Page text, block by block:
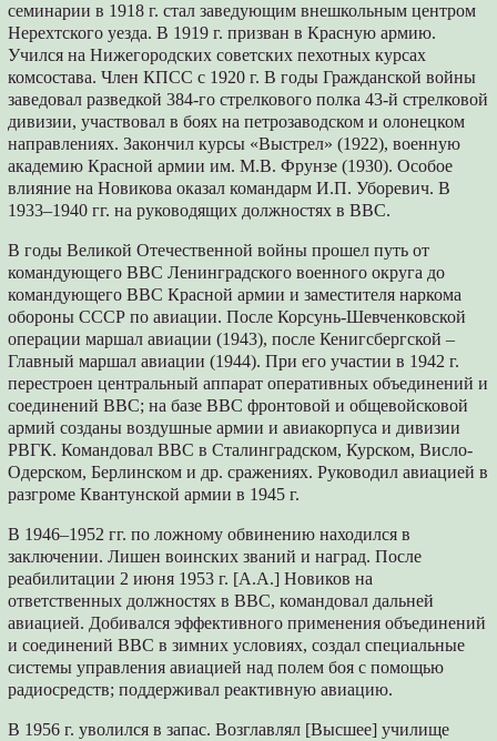
семинарии в 1918 г. стал заведующим внешкольным центром
Нерехтского уезда. В 1919 г. призван в Красную армию.
Учился на Нижегородских советских пехотных курсах
комсостава. Член КПСС с 1920 г. В годы Гражданской войны
заведовал разведкой 384-го стрелкового полка 43-й стрелковой
дивизии, участвовал в боях на петрозаводском и олонецком
направлениях. Закончил курсы «Выстрел» (1922), военную
академию Красной армии им. М.В. Фрунзе (1930). Особое
влияние на Новикова оказал командарм И.П. Уборевич. В
1933–1940 гг. на руководящих должностях в ВВС.
В годы Великой Отечественной войны прошел путь от
командующего ВВС Ленинградского военного округа до
командующего ВВС Красной армии и заместителя наркома
обороны СССР по авиации. После Корсунь-Шевченковской
операции маршал авиации (1943), после Кенигсбергской –
Главный маршал авиации (1944). При его участии в 1942 г.
перестроен центральный аппарат оперативных объединений и
соединений ВВС; на базе ВВС фронтовой и общевойсковой
армий созданы воздушные армии и авиакорпуса и дивизии
РВГК. Командовал ВВС в Сталинградском, Курском, Висло-
Одерском, Берлинском и др. сражениях. Руководил авиацией в
разгроме Квантунской армии в 1945 г.
В 1946–1952 гг. по ложному обвинению находился в
заключении. Лишен воинских званий и наград. После
реабилитации 2 июня 1953 г. [А.А.] Новиков на
ответственных должностях в ВВС, командовал дальней
авиацией. Добивался эффективного применения объединений
и соединений ВВС в зимних условиях, создал специальные
системы управления авиацией над полем боя с помощью
радиосредств; поддерживал реактивную авиацию.
В 1956 г. уволился в запас. Возглавлял [Высшее] училище